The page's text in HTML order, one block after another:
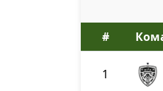
#
1